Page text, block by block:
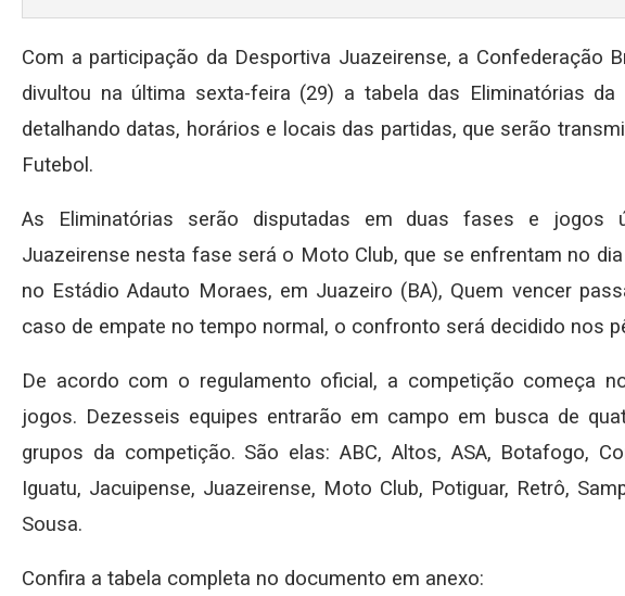
Com a participação da Desportiva Juazeirense, a Confederação
divultou na última sexta-feira (29) a tabela das Eliminatórias
detalhando datas, horários e locais das partidas, que serão
Futebol.
As Eliminatórias serão disputadas em duas fases e jogos
Juazeirense nesta fase será o Moto Club, que se enfrentam no
no Estádio Adauto Moraes, em Juazeiro (BA), Quem vencer
caso de empate no tempo normal, o confronto será decidido nos
De acordo com o regulamento oficial, a competição começa
jogos. Dezesseis equipes entrarão em campo em busca de
grupos da competição. São elas: ABC, Altos, ASA, Botafogo,
Iguatu, Jacuipense, Juazeirense, Moto Club, Potiguar, Retrô,
Sousa.
Confira a tabela completa no documento em anexo: